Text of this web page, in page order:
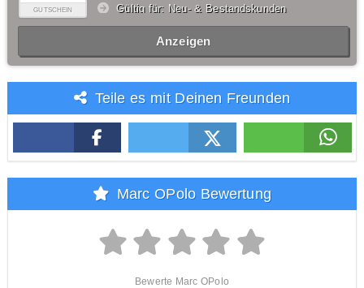
GUTSCHEIN
Gültig für: Neu- & Bestandskunden
Anzeigen
Teile es mit Deinen Freunden
Marc OPolo Bewertung
Bewerte Marc OPolo